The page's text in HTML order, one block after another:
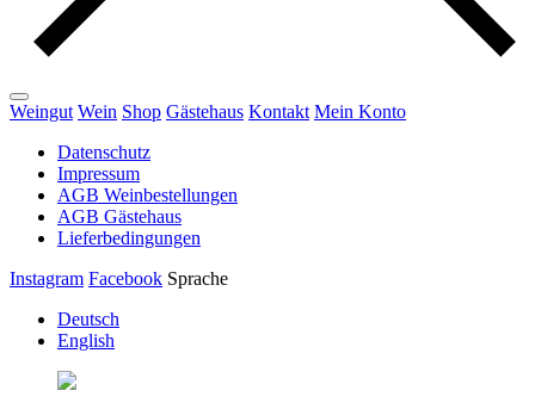
Weingut Wein Shop Gästehaus Kontakt Mein Konto
Datenschutz
Impressum
AGB Weinbestellungen
AGB Gästehaus
Lieferbedingungen
Instagram Facebook Sprache
Deutsch
English